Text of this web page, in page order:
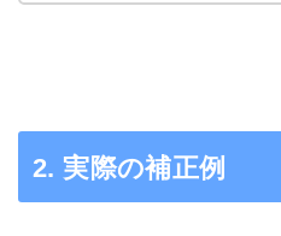
2. 実際の補正例